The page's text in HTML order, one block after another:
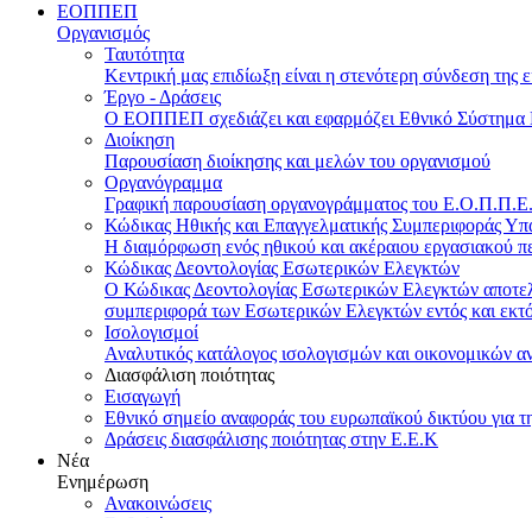
ΕΟΠΠΕΠ
Οργανισμός
Ταυτότητα
Κεντρική μας επιδίωξη είναι η στενότερη σύνδεση της
Έργο - Δράσεις
Ο ΕΟΠΠΕΠ σχεδιάζει και εφαρμόζει Eθνικό Σύστημα
Διοίκηση
Παρουσίαση διοίκησης και μελών του οργανισμού
Οργανόγραμμα
Γραφική παρουσίαση οργανογράμματος του
Κώδικας Ηθικής και Επαγγελματικής Συμπεριφοράς
Η διαμόρφωση ενός ηθικού και ακέραιου εργασιακού
Κώδικας Δεοντολογίας Εσωτερικών Ελεγκτών
Ο Κώδικας Δεοντολογίας Εσωτερικών Ελεγκτών
συμπεριφορά των Εσωτερικών Ελεγκτών εντός και
Ισολογισμοί
Αναλυτικός κατάλογος ισολογισμών και οικονομικών
Διασφάλιση ποιότητας
Εισαγωγή
Εθνικό σημείο αναφοράς του ευρωπαϊκού δικτύου για
Δράσεις διασφάλισης ποιότητας στην Ε.Ε.Κ
Νέα
Ενημέρωση
Ανακοινώσεις